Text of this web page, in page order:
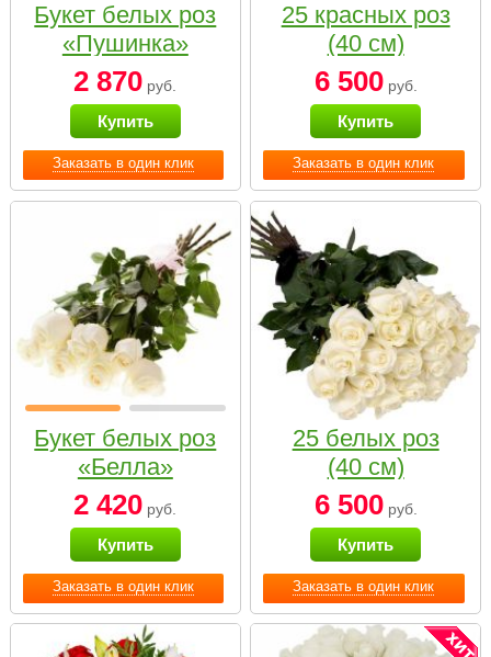
Заказать в один клик
Букет белых роз
«Пушинка»
2 870 руб.
Купить
Заказать в один клик
25 красных роз
(40 см)
6 500руб.
Купить
Заказать в один клик
Букет белых роз
«Белла»
2 420 руб.
Купить
Заказать в один клик
25 белых роз
(40 см)
6 500руб.
Купить